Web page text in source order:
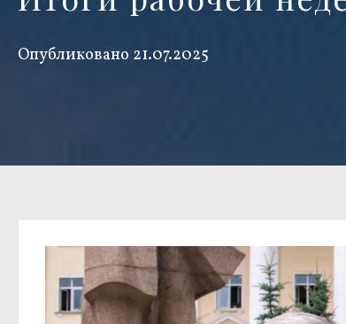
Опубликовано 21.07.2025